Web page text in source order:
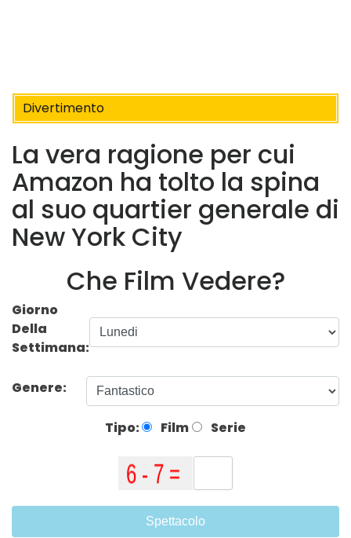
Divertimento
La vera ragione per cui
Amazon ha tolto la spina
al suo quartier generale di
New York City
Che Film Vedere?
Giorno
Della
Settimana:
Genere:
Tipo: Film Serie
Spettacolo